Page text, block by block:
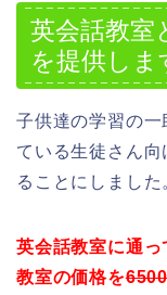
英会話教室
を提供しま
子供達の学習の
ている生徒さん
ることにしました
英会話教室に通
教室の価格を